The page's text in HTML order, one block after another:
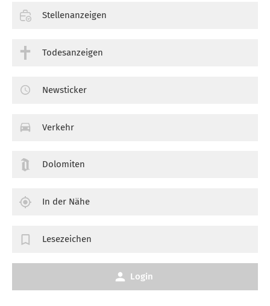
Stellenanzeigen
Todesanzeigen
Newsticker
Verkehr
Dolomiten
In der Nähe
Lesezeichen
Login